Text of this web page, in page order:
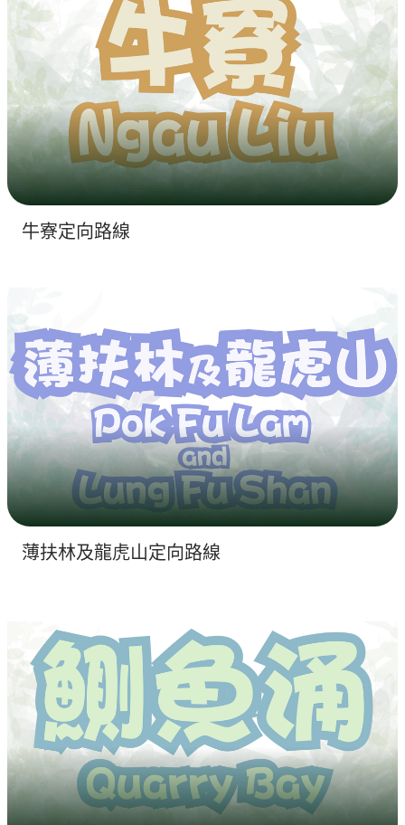
牛寮定向路線
薄扶林及龍虎山定向路線